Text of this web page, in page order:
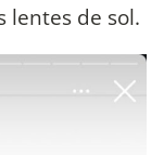
lentes de sol.